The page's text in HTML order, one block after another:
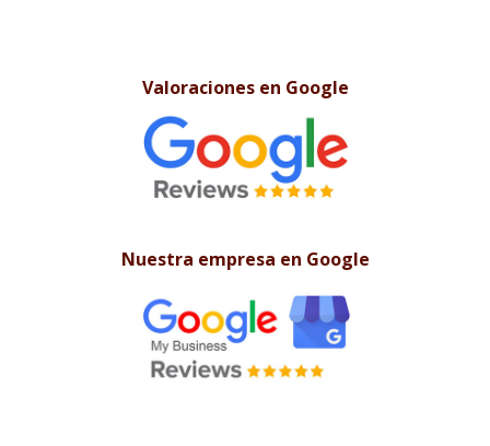
Valoraciones en Google
Nuestra empresa en Google